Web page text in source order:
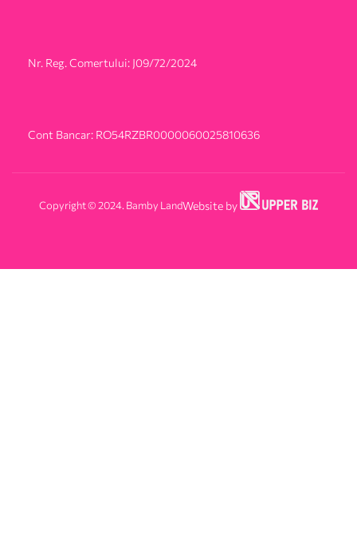
Nr. Reg. Comertului: J09/72/2024
Cont Bancar: RO54RZBR0000060025810636
Copyright © 2024. Bamby LandWebsite by